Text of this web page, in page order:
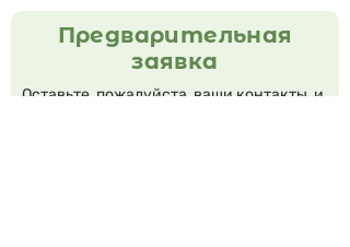
Предварительная
заявка
Оставьте, пожалуйста, ваши контакты, и